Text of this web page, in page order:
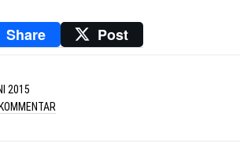
Share Post
2015